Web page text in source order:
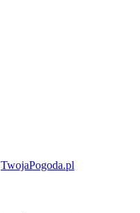
TwojaPogoda.pl